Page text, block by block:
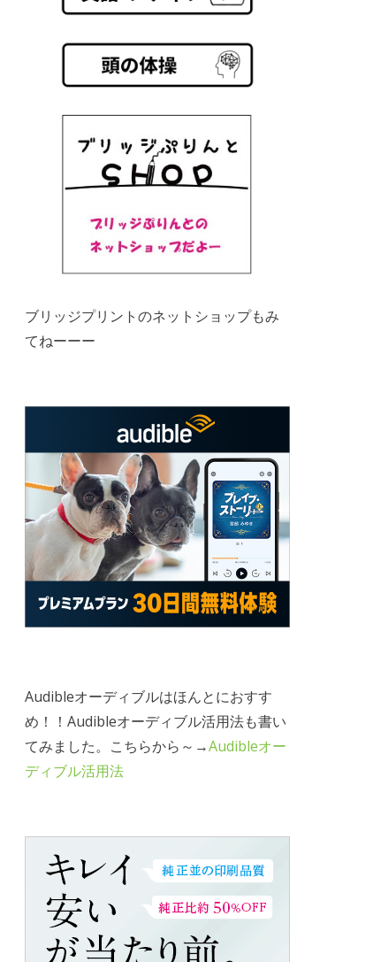
ブリッジプリントのネットショップもみ
てねーーー
Audibleオーディブルはほんとにおすす
め！！Audibleオーディブル活用法も書い
てみました。こちらから～→Audibleオー
ディブル活用法